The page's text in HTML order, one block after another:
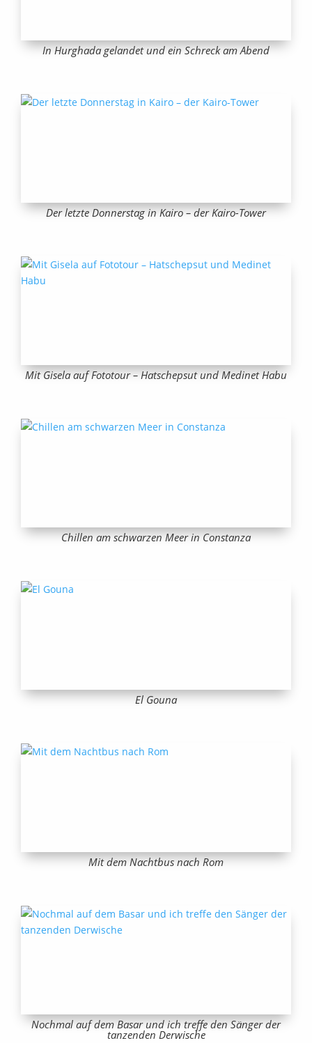
In Hurghada gelandet und ein Schreck am Abend
Der letzte Donnerstag in Kairo – der Kairo-Tower
Mit Gisela auf Fototour – Hatschepsut und Medinet Habu
Chillen am schwarzen Meer in Constanza
El Gouna
Mit dem Nachtbus nach Rom
Nochmal auf dem Basar und ich treffe den Sänger der
tanzenden Derwische